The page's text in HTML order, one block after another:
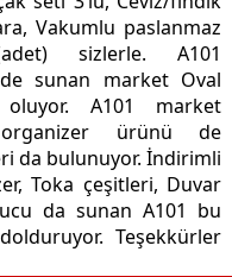
Vakumlu paslanmaz
sizlerle. A101
sunan market Oval
A101 market
organizer ürünü de
da bulunuyor. İndirimli
Toka çeşitleri, Duvar
da sunan A101 bu
Teşekkürler